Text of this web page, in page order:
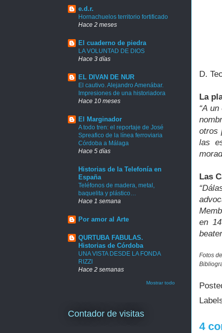
D.
La
“A
otros
las
Las
en
Fotos
4
e.d.r.
Hornachuelos territorio fortificado
Hace 2 meses
El cuaderno de piedra
LA VOLUNTAD DE DIOS
Hace 3 días
EL DIVAN DE NUR
El cautivo. Alejandro Amenábar.
Impresiones de una historiadora
Hace 10 meses
El Marginador
A todo tren: el reportaje de José
Spreafico de la línea ferroviaria
Córdoba a Málaga
Hace 5 días
Historias de la Telefonía en
España
Teléfonos de madera, metal,
baquelita y plástico…
Hace 1 semana
Por amor al Arte
QURTUBA FABULAS.
Historias de Córdoba
UNA VISTA DESDE LA FONDA
RIZZI
Hace 2 semanas
Mostrar todo
Contador de visitas